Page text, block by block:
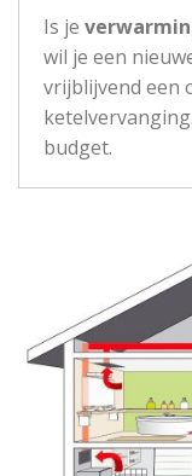
Is je
wil je een
vrijblijvend een
budget.